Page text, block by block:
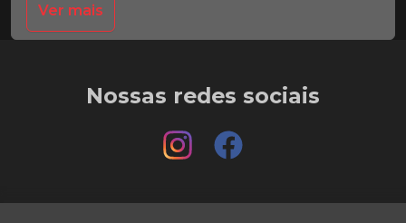
Ver mais
Nossas redes sociais